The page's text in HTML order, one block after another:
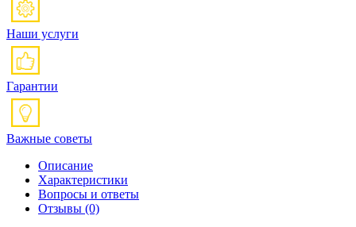
Наши услуги
Гарантии
Важные советы
Описание
Характеристики
Вопросы и ответы
Отзывы (0)